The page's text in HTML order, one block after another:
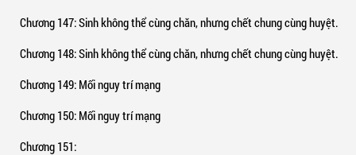
Chương 147: Sinh không thể cùng chăn, nhưng chết chung cùng huyệt.
Chương 148: Sinh không thể cùng chăn, nhưng chết chung cùng huyệt.
Chương 149: Mối nguy trí mạng
Chương 150: Mối nguy trí mạng
Chương 151: